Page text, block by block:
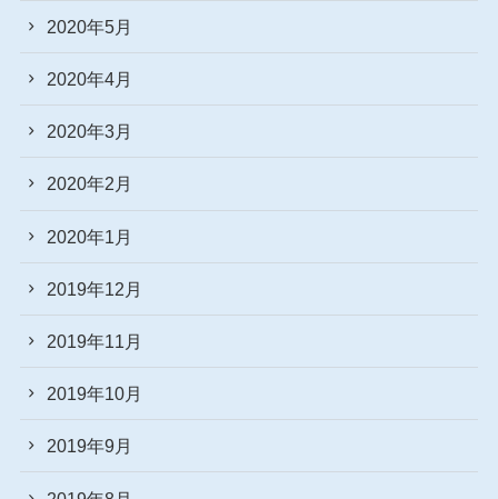
2020年5月
2020年4月
2020年3月
2020年2月
2020年1月
2019年12月
2019年11月
2019年10月
2019年9月